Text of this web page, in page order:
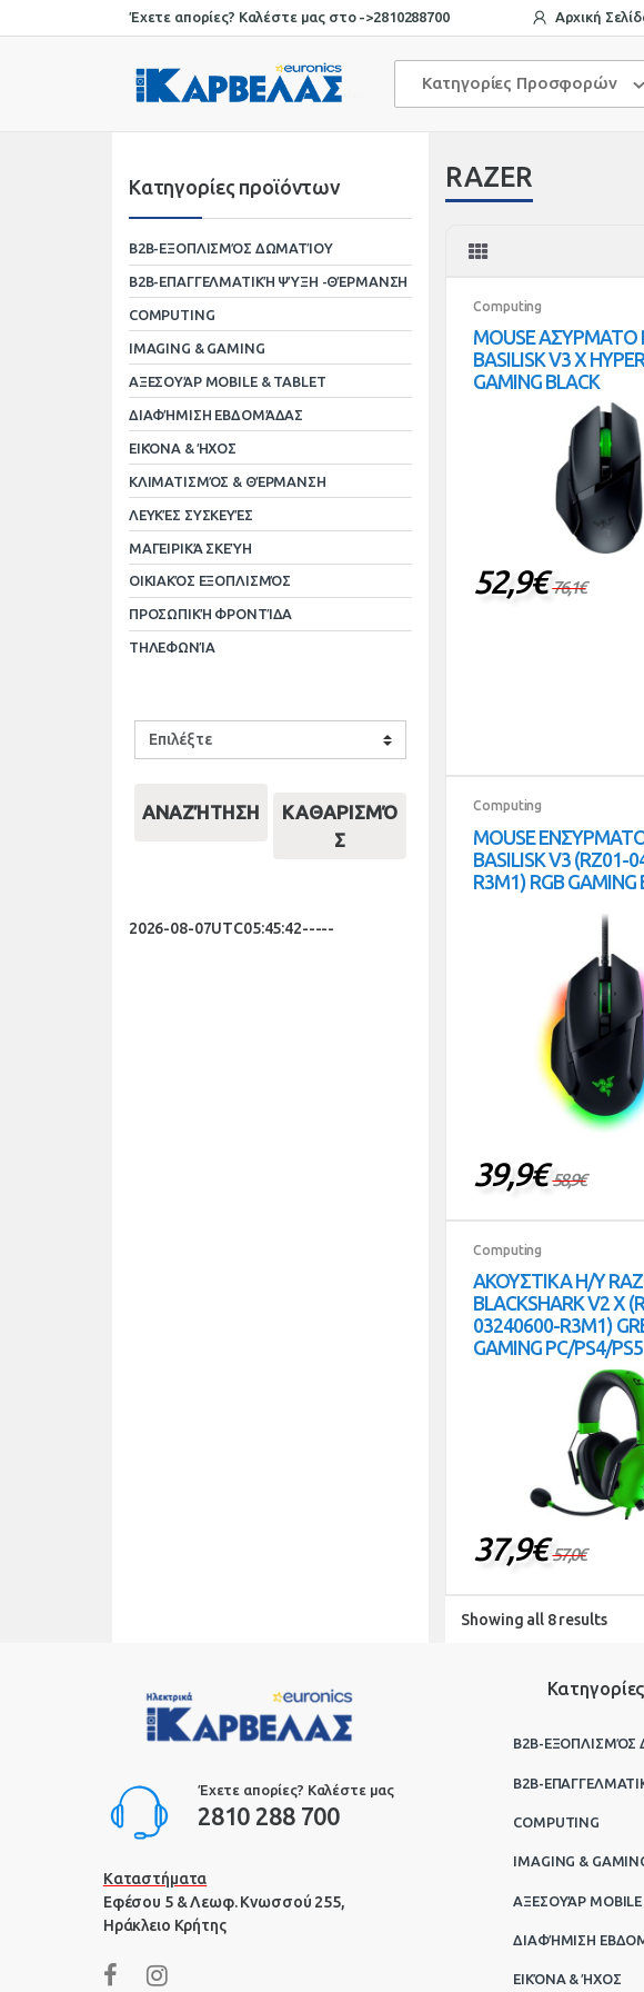
to
to
Έχετε απορίες? Καλέστε μας στο ->2810288700 Αρχική
Κατηγορίες Προσφορών
RAZER
Computing
MOUSE ΑΣΥΡΜΑΤΟ
BASILISK V3 X
GAMING BLACK
52,9€ 76,1€
Computing
MOUSE ΕΝΣΥΡΜΑΤΟ
BASILISK V3 (RZ01-
R3M1) RGB GAMING
39,9€ 58,9€
Computing
ΑΚΟΥΣΤΙΚΑ Η/Υ
BLACKSHARK V2 X
03240600-R3M1)
GAMING PC/PS4/PS5
37,9€ 57,0€
Showing all 8 results
Κατηγορίες προϊόντων
B2B-ΕΞΟΠΛΙΣΜΌΣ ΔΩΜΑΤΊΟΥ
B2B-ΕΠΑΓΓΕΛΜΑΤΙΚΉ ΨΎΞΗ -ΘΈΡΜΑΝΣΗ
COMPUTING
IMAGING & GAMING
ΑΞΕΣΟΥΆΡ MOBILE & TABLET
ΔΙΑΦΉΜΙΣΗ ΕΒΔΟΜΆΔΑΣ
ΕΙΚΌΝΑ & ΉΧΟΣ
ΚΛΙΜΑΤΙΣΜΌΣ & ΘΈΡΜΑΝΣΗ
ΛΕΥΚΈΣ ΣΥΣΚΕΥΈΣ
ΜΑΓΕΙΡΙΚΆ ΣΚΕΎΗ
ΟΙΚΙΑΚΌΣ ΕΞΟΠΛΙΣΜΌΣ
ΠΡΟΣΩΠΙΚΉ ΦΡΟΝΤΊΔΑ
ΤΗΛΕΦΩΝΊΑ
ΑΝΑΖΉΤΗΣΗ
ΚΑΘΑΡΙΣΜΌ
Σ
2026-08-07UTC05:45:42-----
Έχετε απορίες? Καλέστε μας
2810 288 700
Καταστήματα
Εφέσου 5 & Λεωφ. Κνωσσού 255,
Ηράκλειο Κρήτης
B2B-
B2B-
COMPUTING
IMAGING &
ΑΞΕΣΟΥΆΡ MOBILE
ΔΙΑΦΉΜΙΣΗ
ΕΙΚΌΝΑ & ΉΧΟΣ